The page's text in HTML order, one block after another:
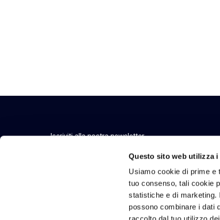
Questo sito web utilizza i
Usiamo cookie di prime e
tuo consenso, tali cookie
statistiche e di marketing.
possono combinare i dati
Iscriviti alla nostra newsletter
Tecnologie e
Tecnologie